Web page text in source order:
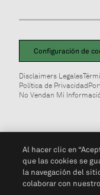
Configuración de
Disclaimers Legales
Política de Privacidad
No Vendan Mi
Al hacer clic en
que las cookies se
la navegación del
colaborar con